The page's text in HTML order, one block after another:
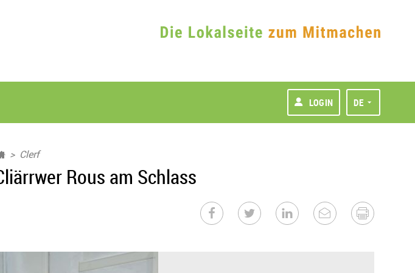
LOGIN DE
Clerf
Rous am Schlass